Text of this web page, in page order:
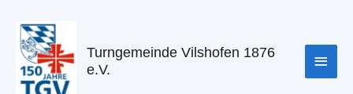
Turngemeinde Vilshofen 1876
e.V.